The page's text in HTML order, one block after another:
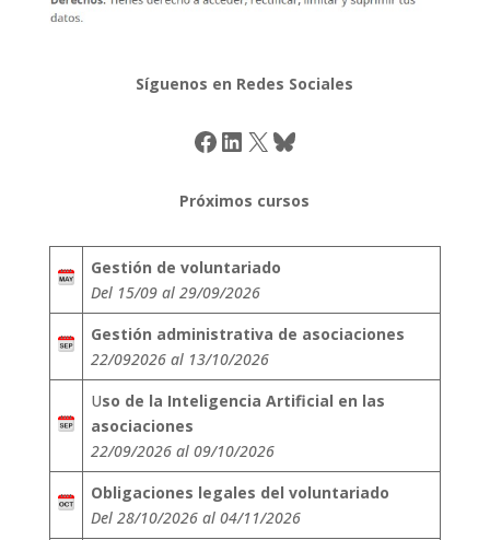
Síguenos en Redes Sociales
Facebook
LinkedIn
X Bluesky
Próximos cursos
Gestión de voluntariado
Del 15/09 al 29/09/2026
Gestión administrativa de asociaciones
22/092026 al 13/10/2026
Uso de la Inteligencia Artificial en las
asociaciones
22/09/2026 al 09/10/2026
Obligaciones legales del voluntariado
Del 28/10/2026 al 04/11/2026